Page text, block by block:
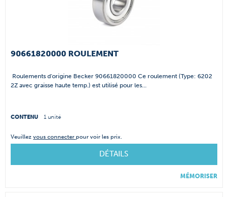
90661820000 ROULEMENT
Roulements d'origine Becker 90661820000 Ce roulement (Type: 6202
2Z avec graisse haute temp.) est utilisé pour les...
CONTENU 1 unité
Veuillezvous connecterpour voir les prix.
DÉTAILS
MÉMORISER